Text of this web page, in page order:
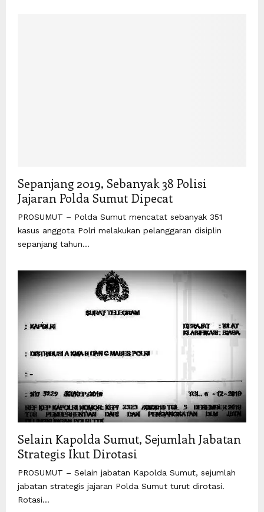
Sepanjang 2019, Sebanyak 38 Polisi
Jajaran Polda Sumut Dipecat
PROSUMUT – Polda Sumut mencatat sebanyak 351
kasus anggota Polri melakukan pelanggaran disiplin
sepanjang tahun...
Selain Kapolda Sumut, Sejumlah Jabatan
Strategis Ikut Dirotasi
PROSUMUT – Selain jabatan Kapolda Sumut, sejumlah
jabatan strategis jajaran Polda Sumut turut dirotasi.
Rotasi...